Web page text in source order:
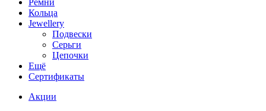
Ремни
Кольца
Jewellery
Подвески
Серьги
Цепочки
Ещё
Сертификаты
Акции